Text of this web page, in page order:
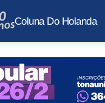
Coluna Do Holanda